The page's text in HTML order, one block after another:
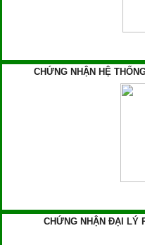
CHỨNG NHẬN HỆ
CHỨNG NHẬN ĐẠI LÝ